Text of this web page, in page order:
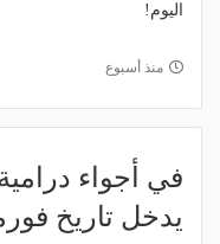
اليوم!
منذ أسبوع
في أجواء